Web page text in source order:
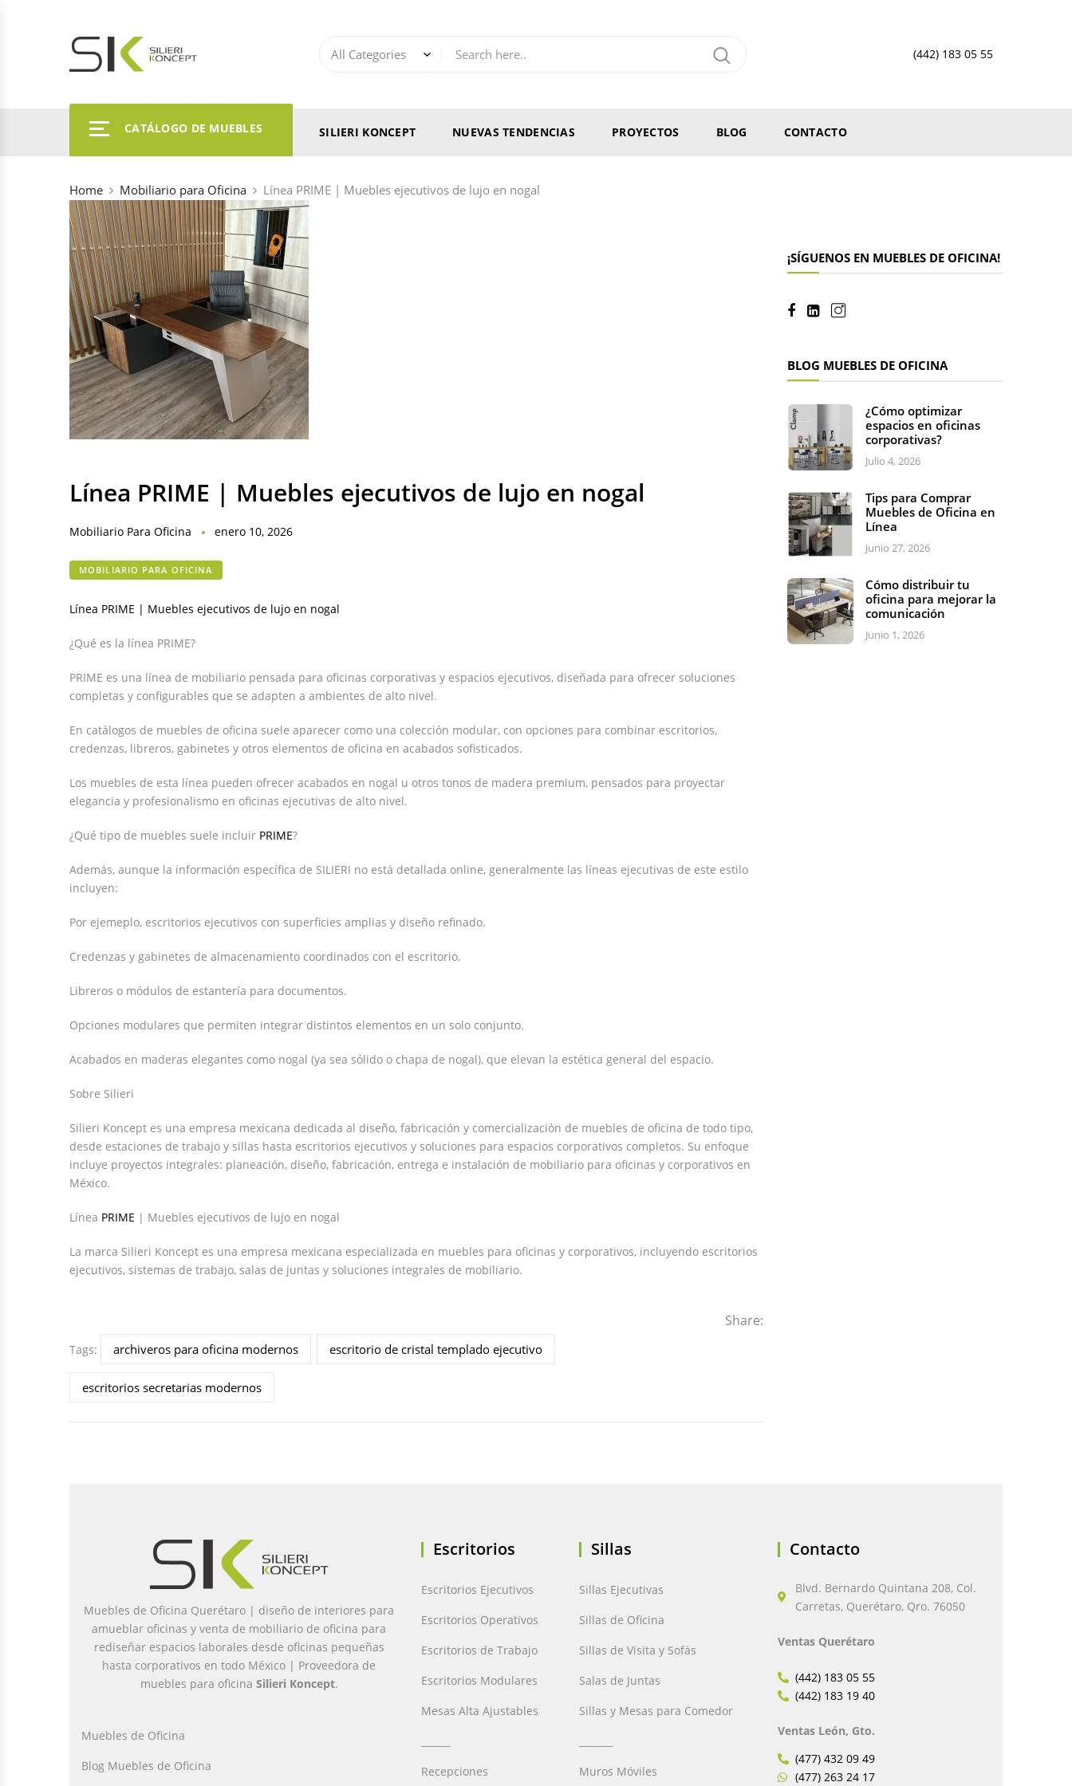
(442) 183 05 55
CATÁLOGO DE MUEBLES SILIERI KONCEPT NUEVAS TENDENCIAS PROYECTOS BLOG CONTACTO
Home Mobiliario para Oficina Línea PRIME | Muebles ejecutivos de lujo en nogal
Línea PRIME | Muebles ejecutivos de lujo en nogal
Mobiliario Para Oficina enero 10, 2026
MOBILIARIO PARA OFICINA
Línea PRIME | Muebles ejecutivos de lujo en nogal
¿Qué es la línea PRIME?
PRIME es una línea de mobiliario pensada para oficinas corporativas y espacios ejecutivos, diseñada para ofrecer soluciones
completas y configurables que se adapten a ambientes de alto nivel.
En catálogos de muebles de oficina suele aparecer como una colección modular, con opciones para combinar escritorios,
credenzas, libreros, gabinetes y otros elementos de oficina en acabados sofisticados.
Los muebles de esta línea pueden ofrecer acabados en nogal u otros tonos de madera premium, pensados para proyectar
elegancia y profesionalismo en oficinas ejecutivas de alto nivel.
¿Qué tipo de muebles suele incluir PRIME?
Además, aunque la información específica de SILIERI no está detallada online, generalmente las líneas ejecutivas de este estilo
incluyen:
Por ejemeplo, escritorios ejecutivos con superficies amplias y diseño refinado.
Credenzas y gabinetes de almacenamiento coordinados con el escritorio.
Libreros o módulos de estantería para documentos.
Opciones modulares que permiten integrar distintos elementos en un solo conjunto.
Acabados en maderas elegantes como nogal (ya sea sólido o chapa de nogal), que elevan la estética general del espacio.
Sobre Silieri
Silieri Koncept es una empresa mexicana dedicada al diseño, fabricación y comercialización de muebles de oficina de todo tipo,
desde estaciones de trabajo y sillas hasta escritorios ejecutivos y soluciones para espacios corporativos completos. Su enfoque
incluye proyectos integrales: planeación, diseño, fabricación, entrega e instalación de mobiliario para oficinas y corporativos en
México.
Línea PRIME | Muebles ejecutivos de lujo en nogal
La marca Silieri Koncept es una empresa mexicana especializada en muebles para oficinas y corporativos, incluyendo escritorios
ejecutivos, sistemas de trabajo, salas de juntas y soluciones integrales de mobiliario.
Share:
Tags: archiveros para oficina modernos escritorio de cristal templado ejecutivo
escritorios secretarias modernos
¡SÍGUENOS EN MUEBLES DE OFICINA!
BLOG MUEBLES DE OFICINA
¿Cómo optimizar
espacios en oficinas
corporativas?
Julio 4, 2026
Tips para Comprar
Muebles de Oficina en
Línea
Junio 27, 2026
Cómo distribuir tu
oficina para mejorar la
comunicación
Junio 1, 2026
Muebles de Oficina Querétaro | diseño de interiores para
amueblar oficinas y venta de mobiliario de oficina para
rediseñar espacios laborales desde oficinas pequeñas
hasta corporativos en todo México | Proveedora de
muebles para oficina Silieri Koncept.
Muebles de Oficina
Blog Muebles de Oficina
Escritorios
Escritorios Ejecutivos
Escritorios Operativos
Escritorios de Trabajo
Escritorios Modulares
Mesas Alta Ajustables
Recepciones
Sillas
Sillas Ejecutivas
Sillas de Oficina
Sillas de Visita y Sofás
Salas de Juntas
Sillas y Mesas para Comedor
Muros Móviles
Contacto
Blvd. Bernardo Quintana 208, Col.
Carretas, Querétaro, Qro. 76050
Ventas Querétaro
(442) 183 05 55
(442) 183 19 40
Ventas León, Gto.
(477) 432 09 49
(477) 263 24 17